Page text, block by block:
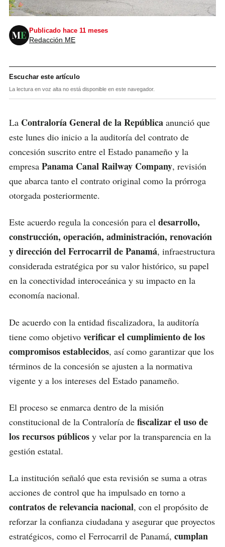
Publicado hace 11 meses
Redacción ME
Escuchar este artículo
La lectura en voz alta no está disponible en este navegador.
La Contraloría General de la República anunció que
este lunes dio inicio a la auditoría del contrato de
concesión suscrito entre el Estado panameño y la
empresa Panama Canal Railway Company, revisión
que abarca tanto el contrato original como la prórroga
otorgada posteriormente.
Este acuerdo regula la concesión para el desarrollo,
construcción, operación, administración, renovación
y dirección del Ferrocarril de Panamá, infraestructura
considerada estratégica por su valor histórico, su papel
en la conectividad interoceánica y su impacto en la
economía nacional.
De acuerdo con la entidad fiscalizadora, la auditoría
tiene como objetivo verificar el cumplimiento de los
compromisos establecidos, así como garantizar que los
términos de la concesión se ajusten a la normativa
vigente y a los intereses del Estado panameño.
El proceso se enmarca dentro de la misión
constitucional de la Contraloría de fiscalizar el uso de
los recursos públicos y velar por la transparencia en la
gestión estatal.
La institución señaló que esta revisión se suma a otras
acciones de control que ha impulsado en torno a
contratos de relevancia nacional, con el propósito de
reforzar la confianza ciudadana y asegurar que proyectos
estratégicos, como el Ferrocarril de Panamá, cumplan